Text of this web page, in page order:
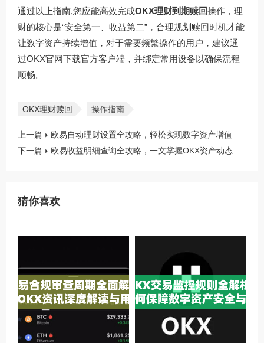
通过以上指南,您应能高效完成OKX理财到期赎回操作，理
财的核心是“安全第一、收益第二”，合理规划赎回时机才能
让数字资产持续增值，对于需要频繁操作的用户，建议通
过OKX官网下载官方客户端，并绑定常用设备以确保流程
顺畅。
OKX理财赎回 操作指南
上一篇
欧易自动理财设置全攻略，轻松实现数字资产增值
下一篇
欧易收益明细查询全攻略，一文掌握OKX资产动态
猜你喜欢